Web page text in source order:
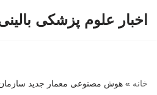
اخبار علوم پزشکی
خانه » هوش مصنوعی معمار جدید